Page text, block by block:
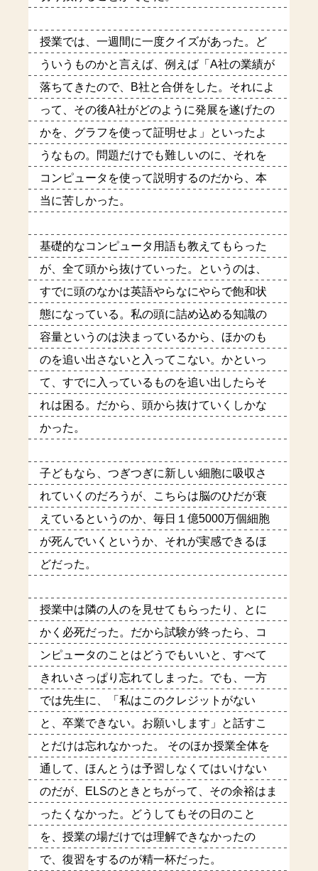
授業では、一週間に一度クイズがあった。ど
ういうものかと言えば、例えば「A社の業績が
落ちてきたので、B社と合併をした。それによ
って、その後A社がどのように発展を遂げたの
かを、グラフを使って証明せよ」といったよ
うなもの。問題だけでも難しいのに、それを
コンピュータを使って説明するのだから、本
当に苦しかった。
基礎的なコンピュータ用語も教えてもらった
が、全て頭から抜けていった。というのは、
すでに頭のなかは英語やらなにやらで飽和状
態になっている。私の頭に詰め込める知識の
容量というのは決まっているから、ほかのも
のを追い出さないと入ってこない。かといっ
て、すでに入っているものを追い出したらそ
れは困る。だから、頭から抜けていくしかな
かった。
子どもなら、つぎつぎに新しい細胞に吸収さ
れていくのだろうが、こちらは脳のひだが衰
えているというのか、毎日１億5000万個細胞
が死んでいくというか、それが実感できるほ
どだった。
授業中は隣の人のを見せてもらったり、とに
かく必死だった。だから試験が終ったら、コ
ンピュータのことはどうでもいいと、すべて
きれいさっぱり忘れてしまった。でも、一方
では先生に、「私はこのクレジットがない
と、卒業できない。お願いします」と話すこ
とだけは忘れなかった。 そのほか授業全体を
通して、ほんとうは予習しなくてはいけない
のだが、ELSのときとちがって、その余裕はま
ったくなかった。どうしてもその日のこと
を、授業の場だけでは理解できなかったの
で、復習をするのが精一杯だった。